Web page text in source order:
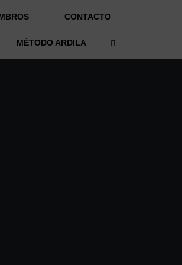
CONTACTO
MÉTODO ARDILA